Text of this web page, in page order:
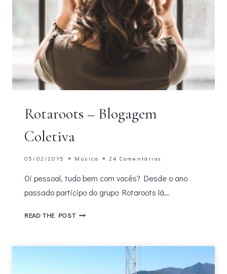
Rotaroots – Blogagem
Coletiva
05/02/2015 Música 24 Comentários
Oi pessoal, tudo bem com vocês? Desde o ano
passado participo do grupo Rotaroots lá…
READ THE POSTROTAROOTS
COLETIVA